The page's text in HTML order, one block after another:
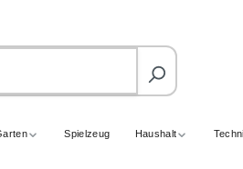
Spielzeug Haushalt